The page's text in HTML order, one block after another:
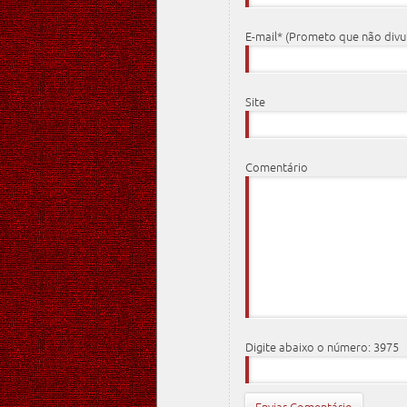
E-mail* (Prometo que não
Site
Comentário
Digite abaixo o número: 3975